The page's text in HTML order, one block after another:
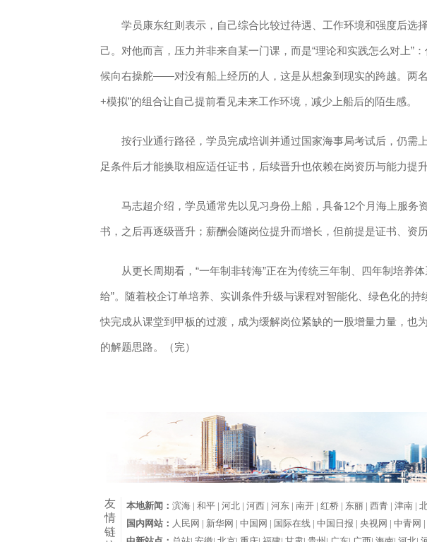
学员康东红则表示，自己综合比较过待遇、工作环境和强度后选
己。对他而言，压力并非来自某一门课，而是“理论和实践怎么对上”
候向右操舵——对没有船上经历的人，这是从想象到现实的跨越。两
+模拟”的组合让自己提前看见未来工作环境，减少上船后的陌生感。
按行业通行路径，学员完成培训并通过国家海事局考试后，仍需
足条件后才能换取相应适任证书，后续晋升也依赖在岗资历与能力提升
马志超介绍，学员通常先以见习身份上船，具备12个月海上服务
书，之后再逐级晋升；薪酬会随岗位提升而增长，但前提是证书、资
从更长周期看，“一年制非转海”正在为传统三年制、四年制培养体
给”。随着校企订单培养、实训条件升级与课程对智能化、绿色化的持
快完成从课堂到甲板的过渡，成为缓解岗位紧缺的一股增量力量，也
的解题思路。（完）
友
情
链
本地新闻： 滨海 |和平 |河北 |河西 |河东 |南开 |红桥 | 东丽 |西青 |津南 |
国内网站： 人民网 | 新华网 |中国网 | 国际在线 |中国日报 |央视网 |中青网